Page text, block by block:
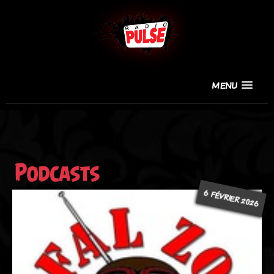
MENU
Podcasts
6 FÉVRIER 2026